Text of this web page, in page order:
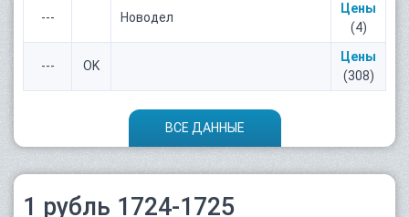
--- Новодел
Цены
(4)
--- OK
Цены
(308)
ВСЕ ДАННЫЕ
1 рубль 1724-1725